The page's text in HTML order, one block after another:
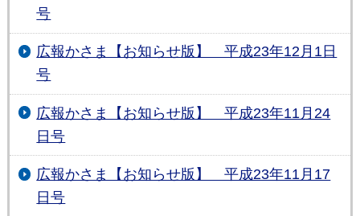
号
広報かさま【お知らせ版】 平成23年12月1日
号
広報かさま【お知らせ版】 平成23年11月24
日号
広報かさま【お知らせ版】 平成23年11月17
日号